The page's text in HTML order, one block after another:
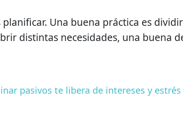
Una buena práctica es
distintas necesidades, una buena
pasivos te libera de intereses y estrés